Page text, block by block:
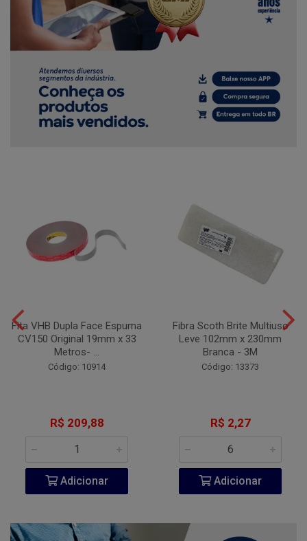
Fita VHB Dupla Face Espuma
CV150 Original 19mm x 33
Metros- ...
Código: 10914
R$ 209,88
Adicionar
Fibra Scoth Brite Multiuso
Leve 102mm x 230mm
Branca - 3M
Código: 13373
R$ 2,27
Adicionar